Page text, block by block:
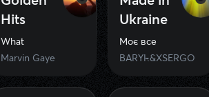
Hits
What
Marvin Gaye
Ukraine
Моє все
BARYK&XSERGO